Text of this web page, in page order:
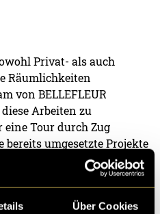
Über Cookies
Privat- als auch
Räumlichkeiten
von BELLEFLEUR
Arbeiten zu
Tour durch Zug
bereits umgesetzte Projekte